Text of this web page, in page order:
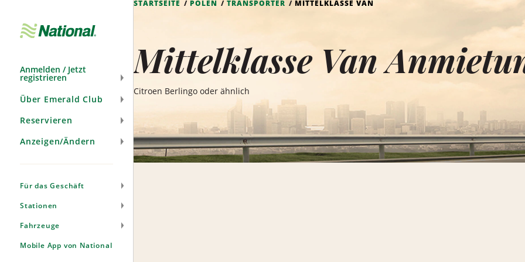
Anmelden / Jetzt
registrieren
Über Emerald Club
Reservieren
Anzeigen/Ändern
Für das Geschäft
Stationen
Fahrzeuge
Mobile App von National
STARTSEITE POLEN TRANSPORTER MITTELKLASSE VAN
Mittelklasse Van
Citroen Berlingo oder ähnlich